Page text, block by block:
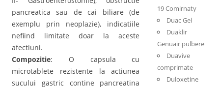
pancreatica sau de cai biliare (de
exemplu prin neoplazie), indicatiile
nefiind limitate doar la aceste
afectiuni.
Compozitie: O capsula cu
microtablete rezistente la actiunea
sucului gastric contine pancreatina
19 Comirnaty
Duac Gel
Duaklir
Genuair pulbere
Duavive
comprimate
Duloxetine